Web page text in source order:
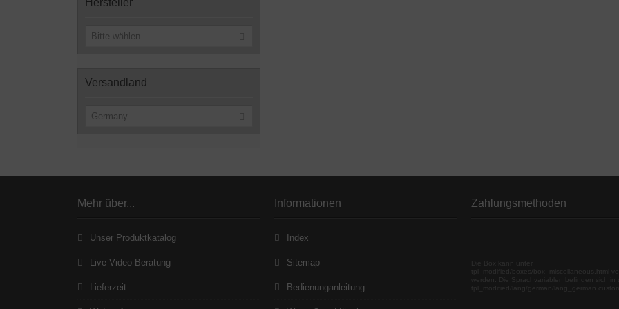
Hersteller
Bitte wählen
Versandland
Germany
Mehr über...
Unser Produktkatalog
Live-Video-Beratung
Lieferzeit
Informationen
Index
Sitemap
Bedienunganleitung
Zahlungsmethoden
Die Box kann unter
tpl_modified/boxes/box_miscellaneous.html
werden. Die Sprachvariablen befinden sich in